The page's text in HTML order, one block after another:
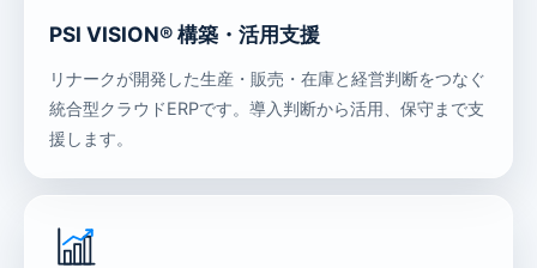
PSI VISION® 構築・活用支援
リナークが開発した生産・販売・在庫と経営判断をつなぐ
統合型クラウドERPです。導入判断から活用、保守まで支
援します。